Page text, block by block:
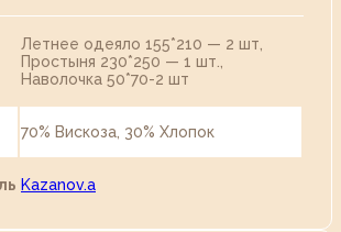
Летнее одеяло 155*210 — 2 шт,
Простыня 230*250 — 1 шт.,
Наволочка 50*70-2 шт
70% Вискоза, 30% Хлопок
Kazanov.a